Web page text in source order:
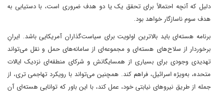
دلیل که آنچه احتمالاً برای تحقق یک یا دو هدف ضروری است، با دستیابی به
هدف سوم ناسازگار خواهد بود.
برنامه هسته‌ای باید بالاترین اولویت برای سیاست‌گذاران آمریکایی باشد. ایرانِ
برخوردار از سلاح‌های هسته‌ای و مجموعه‌ای از سامانه‌های حمل و نقل می‌تواند
تهدیدی وجودی برای بسیاری از همسایگانش و شرکای منطقه‌ای نزدیک ایالات
متحده، به‌ویژه اسرائیل، فراهم کند. همچنین می‌تواند با رویکرد تهاجمی تری، از
جمله از طریق نیروهای نیابتی خود، عمل کند، با این باور که توانایی هسته‌ای آن